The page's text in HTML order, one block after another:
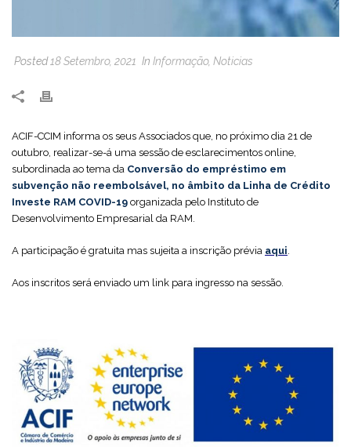
Posted18 Setembro, 2021 In Informação, Noticias
ACIF-CCIM informa os seus Associados que, no próximo dia 21 de
outubro, realizar-se-á uma sessão de esclarecimentos online,
subordinada ao tema da Conversão do empréstimo em
subvenção não reembolsável, no âmbito da Linha de Crédito
Investe RAM COVID-19 organizada pelo Instituto de
Desenvolvimento Empresarial da RAM.
A participação é gratuita mas sujeita a inscrição prévia aqui.
Aos inscritos será enviado um link para ingresso na sessão.